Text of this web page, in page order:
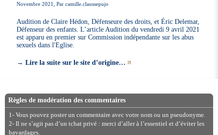
Novembre 2021, Par camille.claussepujo
Audition de Claire Hédon, Défenseure des droits, et Éric Delemar,
Défenseur des enfants. L’article Audition du vendredi 9 avril 2021
est apparu en premier sur Commission indépendante sur les abus
sexuels dans l'Eglise.
→Lire la suite sur le site d’origine…
Règles de modération des commentaires
1- Vous pouvez poster un commentaire avec votre nom ou un pseudonyme.
2- Il ne s’agit pas d’un tchat privé : merci d’aller à l’essentiel et d’éviter les
bavardages.